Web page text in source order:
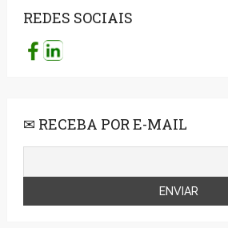
REDES SOCIAIS
✉ RECEBA POR E-MAIL